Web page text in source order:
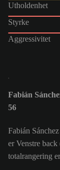
Utholdenhet
Styrke
Aggressivitet
Fabián
56
Fabián
er Venstre
totalrangering